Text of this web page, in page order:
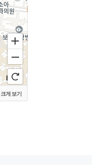
게 보기